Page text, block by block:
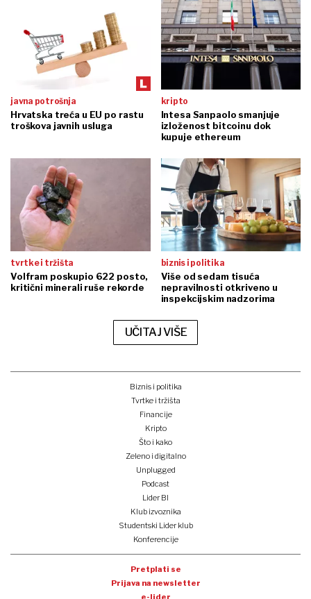
javna potrošnja
Hrvatska treća u EU po rastu
troškova javnih usluga
kripto
Intesa Sanpaolo smanjuje
izloženost bitcoinu dok
kupuje ethereum
tvrtke i tržišta
Volfram poskupio 622 posto,
kritični minerali ruše rekorde
biznis i politika
Više od sedam tisuća
nepravilnosti otkriveno u
inspekcijskim nadzorima
UČITAJ VIŠE
Biznis i politika
Tvrtke i tržišta
Financije
Kripto
Što i kako
Zeleno i digitalno
Unplugged
Podcast
Lider BI
Klub izvoznika
Studentski Lider klub
Konferencije
Pretplati se
Prijava na newsletter
e-lider